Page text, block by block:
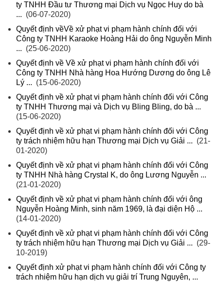
ty TNHH Đầu tư Thương mại Dịch vụ Ngọc Huy do bà
... (06-07-2020)
Quyết định vềVề xử phạt vi phạm hành chính đối với
Công ty TNHH Karaoke Hoàng Hải do ông Nguyễn Minh
... (25-06-2020)
Quyết định về Về xử phạt vi phạm hành chính đối với
Công ty TNHH Nhà hàng Hoa Hướng Dương do ông Lê
Lý ... (15-06-2020)
Quyết định về xử phạt vi phạm hành chính đối với Công
ty TNHH Thương mại và Dịch vụ Bling Bling, do bà ...
(15-06-2020)
Quyết định về xử phạt vi phạm hành chính đối với Công
ty trách nhiệm hữu hạn Thương mại Dịch vụ Giải ... (21-
01-2020)
Quyết định về xử phạt vi phạm hành chính đối với Công
ty TNHH Nhà hàng Crystal K, do ông Lương Nguyễn ...
(21-01-2020)
Quyết định về xử phạt vi phạm hành chính đối với ông
Nguyễn Hoàng Minh, sinh năm 1969, là đại diện Hộ ...
(14-01-2020)
Quyết định về xử phạt vi phạm hành chính đối với Công
ty trách nhiệm hữu hạn Thương mại Dịch vụ Giải ... (29-
10-2019)
Quyết định xử phạt vi phạm hành chính đối với Công ty
trách nhiệm hữu hạn dịch vụ giải trí Trung Nguyên, ...